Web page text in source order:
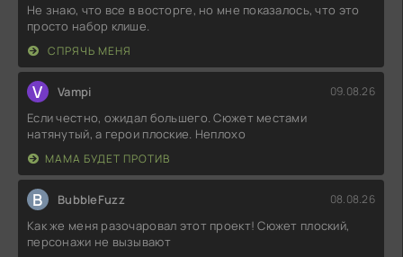
Не знаю, что все в восторге, но мне показалось, что это
просто набор клише.
СПРЯЧЬ МЕНЯ
V Vampi 09.08.26
Если честно, ожидал большего. Сюжет местами
натянутый, а герои плоские. Неплохо
МАМА БУДЕТ ПРОТИВ
B BubbleFuzz 08.08.26
Как же меня разочаровал этот проект! Сюжет плоский,
персонажи не вызывают